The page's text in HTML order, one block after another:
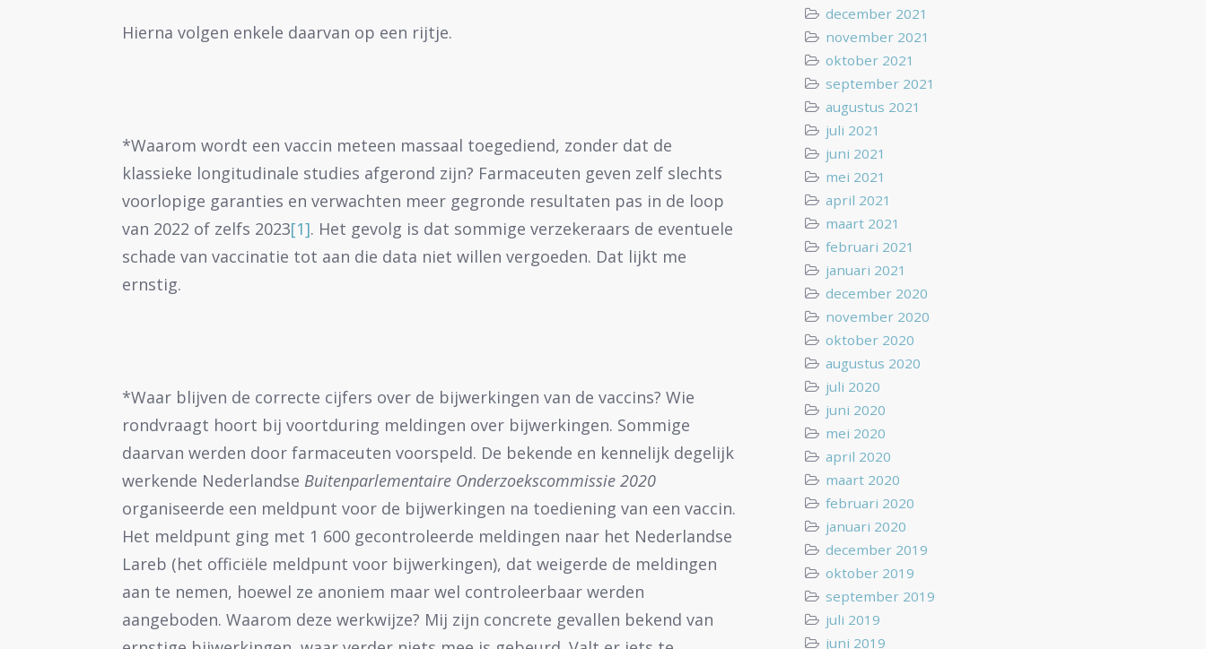
Hierna volgen enkele daarvan op een rijtje.
*Waarom wordt een vaccin meteen massaal toegediend, zonder dat de
klassieke longitudinale studies afgerond zijn? Farmaceuten geven zelf slechts
voorlopige garanties en verwachten meer gegronde resultaten pas in de loop
van 2022 of zelfs 2023[1]. Het gevolg is dat sommige verzekeraars de eventuele
schade van vaccinatie tot aan die data niet willen vergoeden. Dat lijkt me
ernstig.
*Waar blijven de correcte cijfers over de bijwerkingen van de vaccins? Wie
rondvraagt hoort bij voortduring meldingen over bijwerkingen. Sommige
daarvan werden door farmaceuten voorspeld. De bekende en kennelijk degelijk
werkende Nederlandse Buitenparlementaire Onderzoekscommissie 2020
organiseerde een meldpunt voor de bijwerkingen na toediening van een vaccin.
Het meldpunt ging met 1 600 gecontroleerde meldingen naar het Nederlandse
Lareb (het officiële meldpunt voor bijwerkingen), dat weigerde de meldingen
aan te nemen, hoewel ze anoniem maar wel controleerbaar werden
aangeboden. Waarom deze werkwijze? Mij zijn concrete gevallen bekend van
december 2021
november 2021
oktober 2021
september 2021
augustus 2021
juli 2021
juni 2021
mei 2021
april 2021
maart 2021
februari 2021
januari 2021
december 2020
november 2020
oktober 2020
augustus 2020
juli 2020
juni 2020
mei 2020
april 2020
maart 2020
februari 2020
januari 2020
december 2019
oktober 2019
september 2019
juli 2019
juni 2019